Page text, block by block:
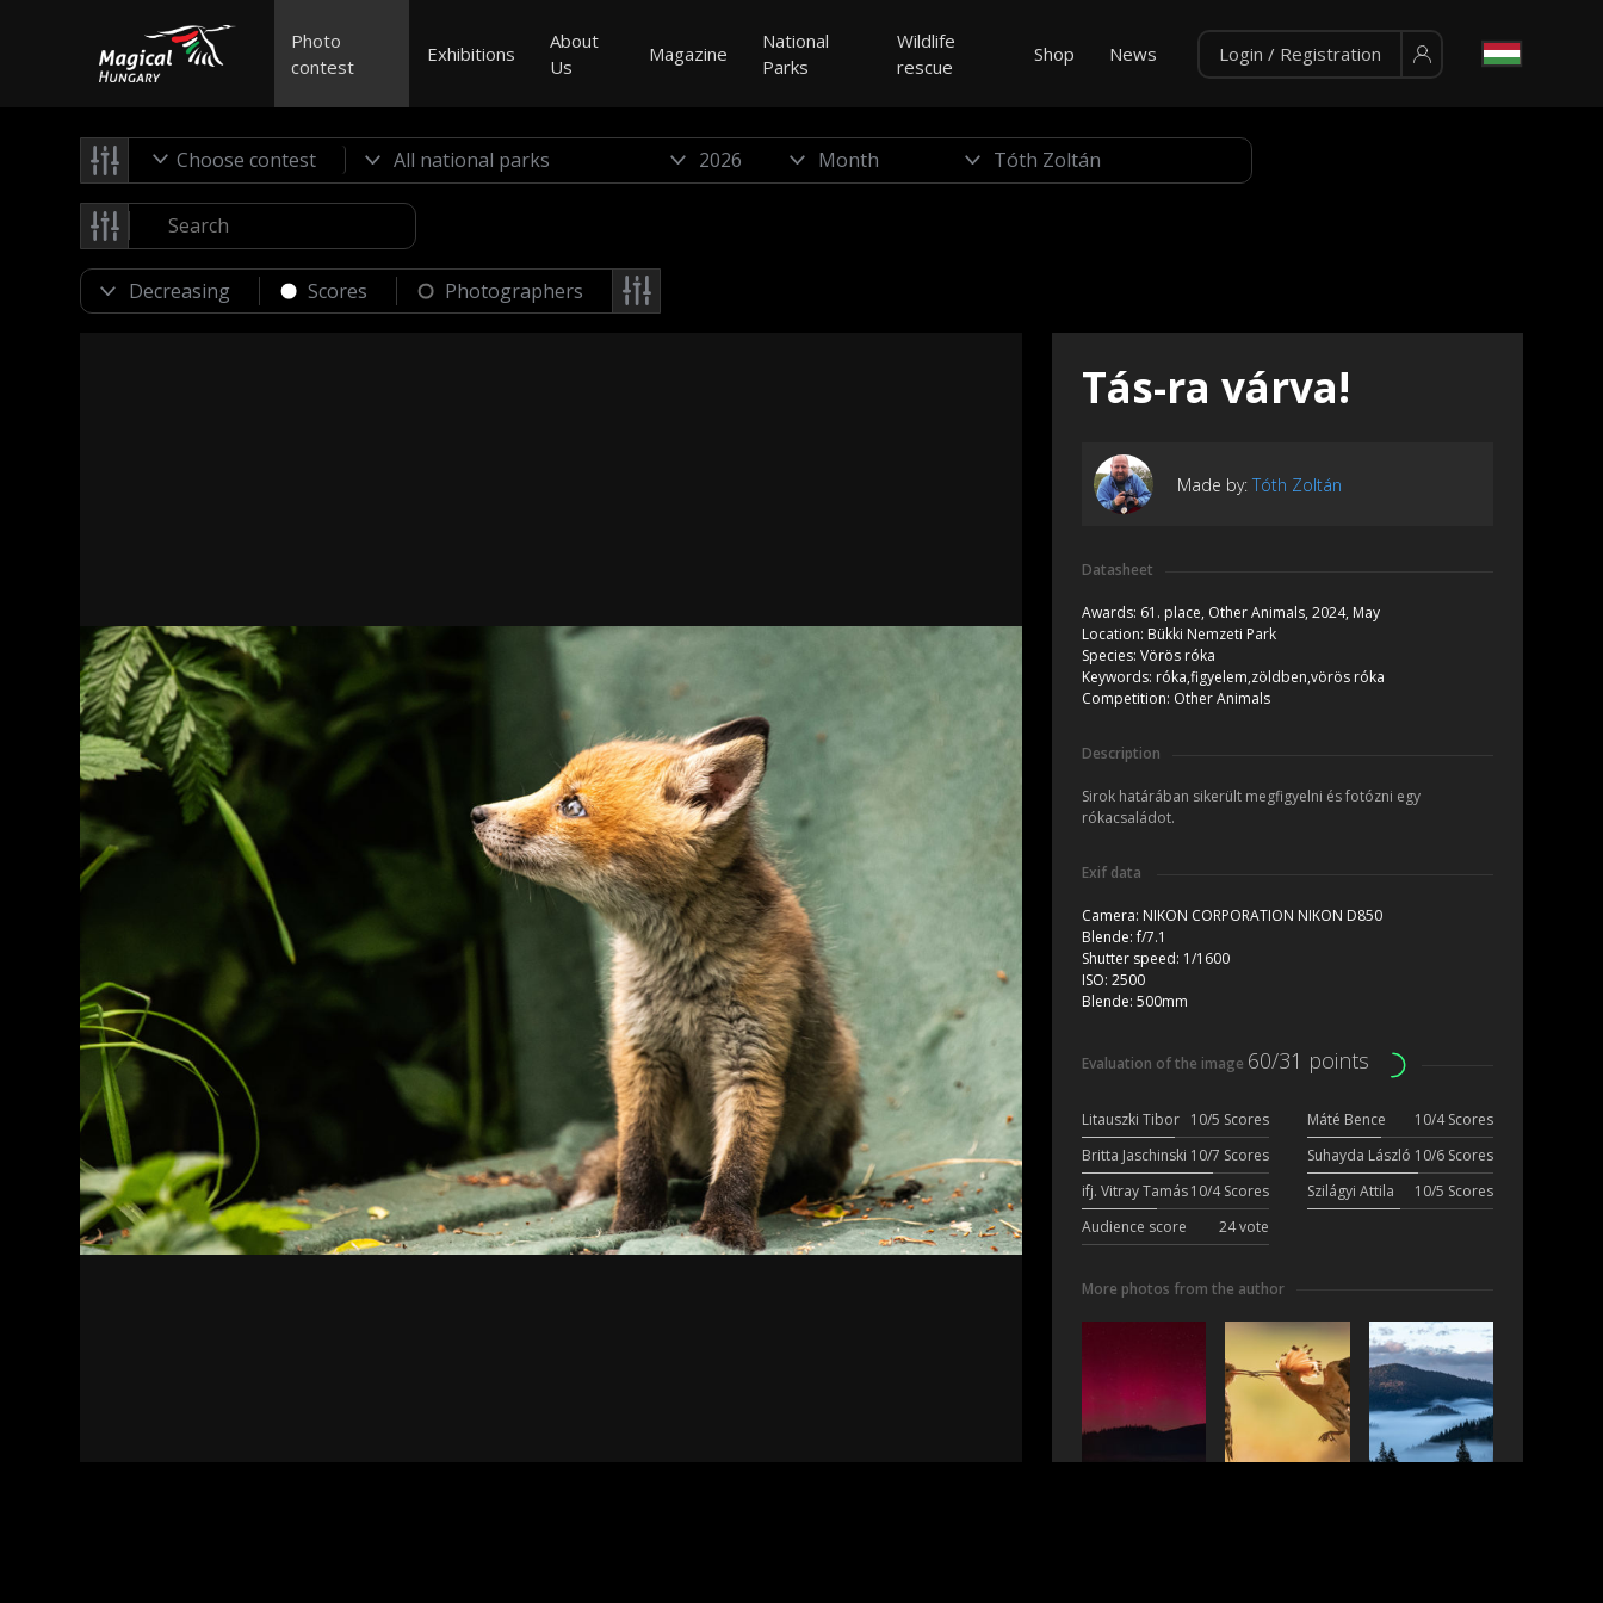
Photo
contest
Exhibitions
About
Us
Magazine
National
Parks
Wildlife
rescue
Shop News Login / Registration
Choose contest
Scores Photographers
Tás-ra várva!
Made by: Tóth Zoltán
Datasheet
Awards: 61. place, Other Animals, 2024, May
Location: Bükki Nemzeti Park
Species: Vörös róka
Keywords: róka,figyelem,zöldben,vörös róka
Competition: Other Animals
Description
Sirok határában sikerült megfigyelni és fotózni egy
rókacsaládot.
Exif data
Camera: NIKON CORPORATION NIKON D850
Blende:f/7.1
Shutter speed: 1/1600
ISO: 2500
Blende: 500mm
Evaluation of the image 60/31 points
Litauszki Tibor 10/5 Scores Máté Bence
10/4 Scores
Britta Jaschinski 10/7 Scores Suhayda László 10/6 Scores
ifj. Vitray Tamás10/4 Scores Szilágyi Attila
10/5 Scores
Audience score
24 vote
More photos from the author